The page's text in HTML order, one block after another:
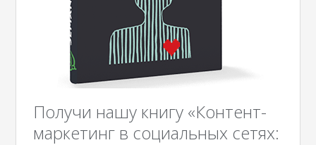
Получи нашу книгу «Контент-
маркетинг в социальных сетях: